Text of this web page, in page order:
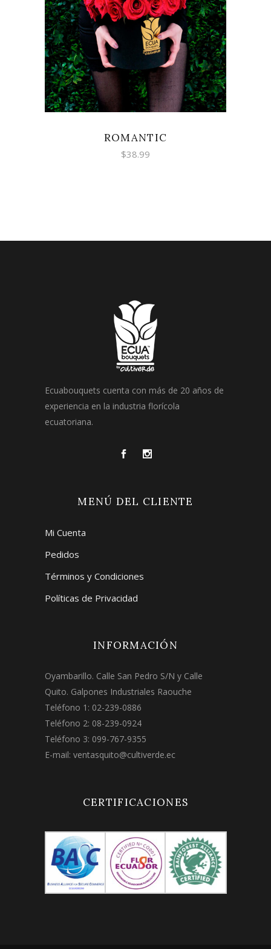
ROMANTIC
$38.99
Ecuabouquets cuenta con más de 20 años de
experiencia en la industria florícola
ecuatoriana.
MENÚ DEL CLIENTE
Mi Cuenta
Pedidos
Términos y Condiciones
Políticas de Privacidad
INFORMACIÓN
Oyambarillo. Calle San Pedro S/N y Calle
Quito. Galpones Industriales Raouche
Teléfono 1: 02-239-0886
Teléfono 2: 08-239-0924
Teléfono 3: 099-767-9355
E-mail: ventasquito@cultiverde.ec
CERTIFICACIONES